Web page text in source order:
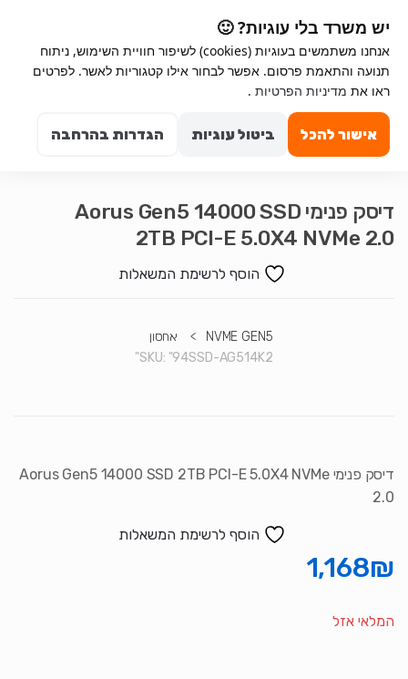
יש משרד בלי עוגיות? 🙂
אנחנו משתמשים בעוגיות (cookies) לשיפור חוויית השימוש, ניתוח
תנועה והתאמת פרסום. אפשר לבחור אילו קטגוריות לאשר. לפרטים
ראו את מדיניות הפרטיות .
אישור להכל ביטול עוגיות הגדרות בהרחבה
navigation
content
דיסק פנימי Aorus Gen5 14000 SSD
2TB PCI-E 5.0X4 NVMe 2.0
הוסף לרשימת המשאלות
NVME GEN5
>
אחסון
SKU: "94SSD-AG514K2"
דיסק פנימי Aorus Gen5 14000 SSD 2TB PCI-E 5.0X4 NVMe
2.0
הוסף לרשימת המשאלות
1,168₪
המלאי אזל